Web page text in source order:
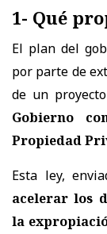
1- Qué
El plan del
por parte de
de un
Gobierno
Propiedad
Esta ley,
acelerar los
la